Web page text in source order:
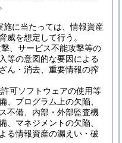
に当たっては、情報資産
威を想定して行う。
、サービス不能攻撃等の
等の意図的な要因による
ん・消去、重要情報の搾
可ソフトウェアの使用等
、プログラム上の欠陥、
不備、内部・外部監査機
、マネジメントの欠陥、
る情報資産の漏えい・破